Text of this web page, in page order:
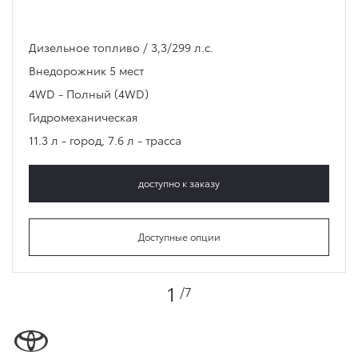
Дизельное топливо / 3,3/299 л.с.
Внедорожник 5 мест
4WD - Полный (4WD)
Гидромеханическая
11.3 л - город, 7.6 л - трасса
доступно к заказу
Доступные опции
1 /7